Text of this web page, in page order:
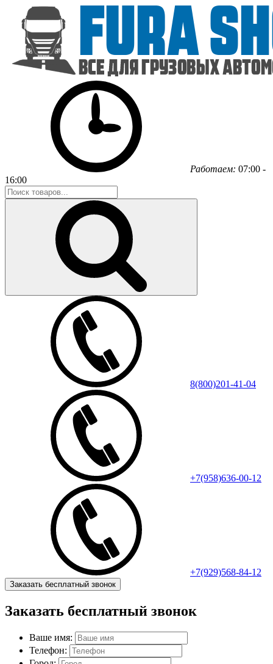
Работаем: 07:00 -
16:00
8(800)201-41-04
+7(958)636-00-12
+7(929)568-84-12
Заказать бесплатный звонок
Заказать бесплатный звонок
Ваше имя:
Телефон: